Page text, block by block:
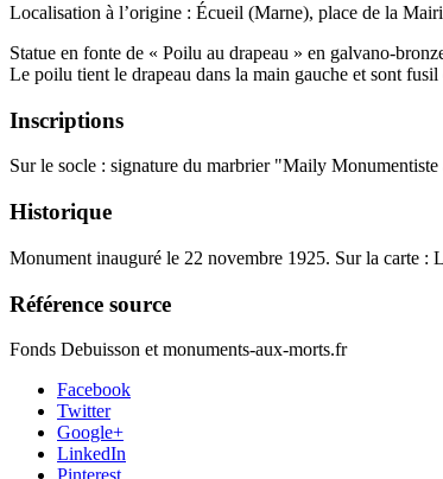
Localisation à l’origine : Écueil (Marne), place de la
Statue en fonte de « Poilu au drapeau » en galvano-
Le poilu tient le drapeau dans la main gauche et sont
Inscriptions
Sur le socle : signature du marbrier "Maily Monumentiste
Historique
Monument inauguré le 22 novembre 1925. Sur la carte
Référence source
Fonds Debuisson et monuments-aux-morts.fr
Facebook
Twitter
Google+
LinkedIn